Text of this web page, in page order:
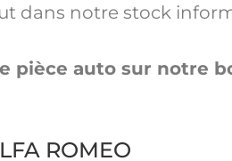
dans notre stock
pièce auto sur notre
ROMEO